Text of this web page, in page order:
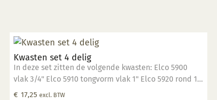
Kwasten set 4 delig
In deze set zitten de volgende kwasten: Elco 5900
vlak 3/4" Elco 5910 tongvorm vlak 1" Elco 5920 rond 12
Elco 5930 schuin vlak 1/2"
€ 17,25 excl. BTW